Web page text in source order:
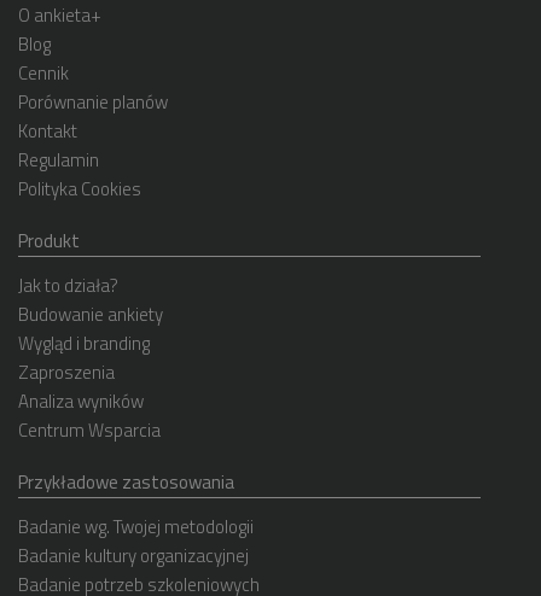
O ankieta+
Blog
Cennik
Porównanie planów
Kontakt
Regulamin
Polityka Cookies
Produkt
Jak to działa?
Budowanie ankiety
Wygląd i branding
Zaproszenia
Analiza wyników
Centrum Wsparcia
Przykładowe zastosowania
Badanie wg. Twojej metodologii
Badanie kultury organizacyjnej
Badanie potrzeb szkoleniowych